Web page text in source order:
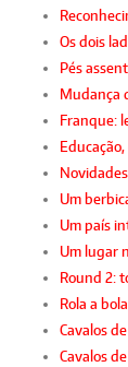
Os dois
Pés
Mudança
Franque:
Um
Um país
Um lugar
Round 2:
Rola a
Cavalos
Cavalos